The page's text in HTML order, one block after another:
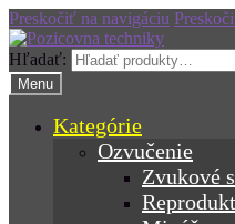
Preskočiť na navigáciu
Hľadať:
Menu
Kategórie
Ozvučenie
Zvukové